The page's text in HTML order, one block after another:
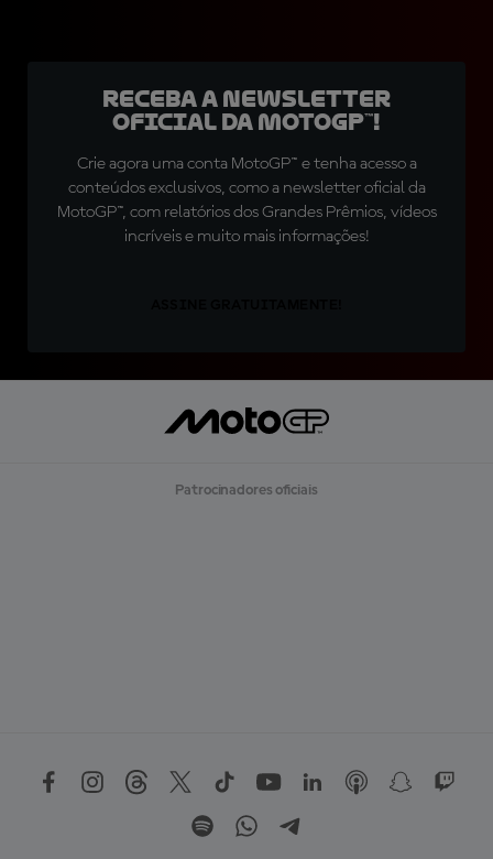
Receba a newsletter
oficial da MotoGP™!
Crie agora uma conta MotoGP™ e tenha acesso a
conteúdos exclusivos, como a newsletter oficial da
MotoGP™, com relatórios dos Grandes Prêmios, vídeos
incríveis e muito mais informações!
Patrocinadores oficiais